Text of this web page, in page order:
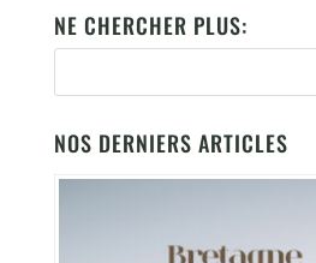
NE CHERCHER PLUS:
NOS DERNIERS ARTICLES